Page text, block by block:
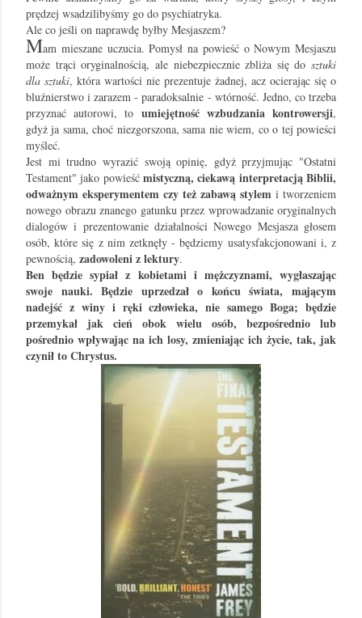
prędzej wsadzilibyśmy go do psychiatryka.
Ale co jeśli on naprawdę byłby Mesjaszem?
Mam mieszane uczucia. Pomysł na powieść o Nowym Mesjaszu
może trąci oryginalnością, ale niebezpiecznie zbliża się do sztuki
dla sztuki, która wartości nie prezentuje żadnej, acz ocierając się o
bluźnierstwo i zarazem - paradoksalnie - wtórność. Jedno, co trzeba
przyznać autorowi, to umiejętność wzbudzania kontrowersji,
gdyż ja sama, choć niezgorszona, sama nie wiem, co o tej powieści
myśleć.
Jest mi trudno wyrazić swoją opinię, gdyż przyjmując "Ostatni
Testament" jako powieść mistyczną, ciekawą interpretacją Biblii,
odważnym eksperymentem czy też zabawą stylem i tworzeniem
nowego obrazu znanego gatunku przez wprowadzanie oryginalnych
dialogów i prezentowanie działalności Nowego Mesjasza głosem
osób, które się z nim zetknęły - będziemy usatysfakcjonowani i, z
pewnością, zadowoleni z lektury.
Ben będzie sypiał z kobietami i mężczyznami, wygłaszając
swoje nauki. Będzie uprzedzał o końcu świata, mającym
nadejść z winy i ręki człowieka, nie samego Boga; będzie
przemykał jak cień obok wielu osób, bezpośrednio lub
pośrednio wpływając na ich losy, zmieniając ich życie, tak, jak
czynił to Chrystus.